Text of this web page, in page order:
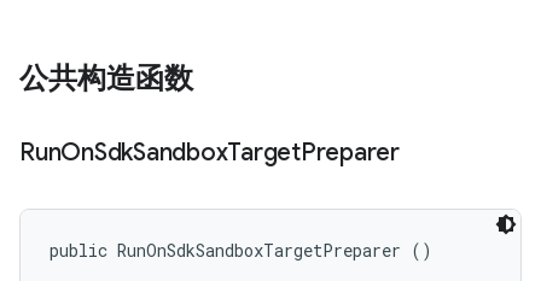
公共构造函数
RunOnSdkSandboxTargetPreparer
public RunOnSdkSandboxTargetPreparer ()